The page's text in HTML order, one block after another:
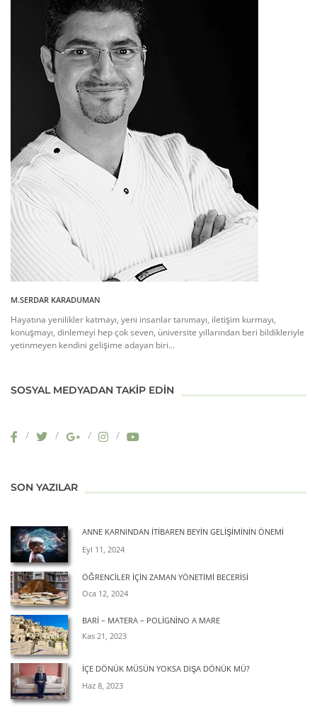
M.SERDAR KARADUMAN
Hayatına yenilikler katmayı, yeni insanlar tanımayı, iletişim kurmayı,
konuşmayı, dinlemeyi hep çok seven, üniversite yıllarından beri bildikleriyle
yetinmeyen kendini gelişime adayan biri...
SOSYAL MEDYADAN TAKIP EDIN
SON YAZILAR
ANNE KARNINDAN İTIBAREN BEYIN GELIŞIMININ ÖNEMI
Eyl 11, 2024
ÖĞRENCILER İÇIN ZAMAN YÖNETIMI BECERISI
Oca 12, 2024
BARİ – MATERA – POLİGNİNO A MARE
Kas 21, 2023
İÇE DÖNÜK MÜSÜN YOKSA DIŞA DÖNÜK MÜ?
Haz 8, 2023